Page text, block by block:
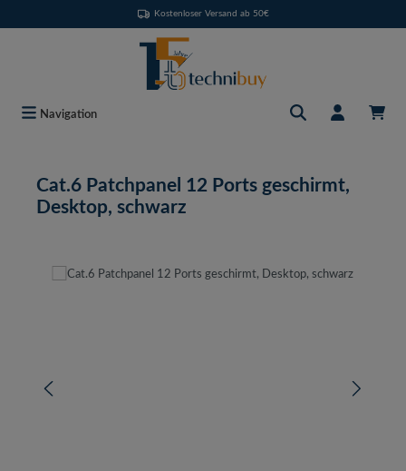
Kostenloser Versand ab 50€
Navigation
Cat.6 Patchpanel 12 Ports geschirmt,
Desktop, schwarz
Bildergalerie überspringen